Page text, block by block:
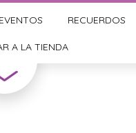
RECUERDOS
A LA TIENDA